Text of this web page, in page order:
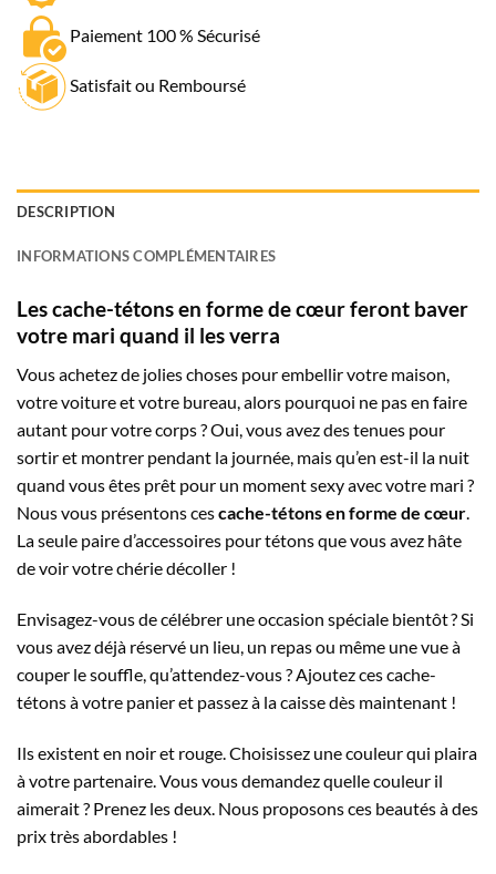
Paiement 100 % Sécurisé
Satisfait ou Remboursé
DESCRIPTION
INFORMATIONS COMPLÉMENTAIRES
Les cache-tétons en forme de cœur feront baver
votre mari quand il les verra
Vous achetez de jolies choses pour embellir votre maison,
votre voiture et votre bureau, alors pourquoi ne pas en faire
autant pour votre corps ? Oui, vous avez des tenues pour
sortir et montrer pendant la journée, mais qu’en est-il la nuit
quand vous êtes prêt pour un moment sexy avec votre mari ?
Nous vous présentons cescache-tétons en forme de cœur.
La seule paire d’accessoires pour tétons que vous avez hâte
de voir votre chérie décoller !
Envisagez-vous de célébrer une occasion spéciale bientôt ? Si
vous avez déjà réservé un lieu, un repas ou même une vue à
couper le souffle, qu’attendez-vous ? Ajoutez ces cache-
tétons à votre panier et passez à la caisse dès maintenant !
Ils existent en noir et rouge. Choisissez une couleur qui plaira
à votre partenaire. Vous vous demandez quelle couleur il
aimerait ? Prenez les deux. Nous proposons ces beautés à des
prix très abordables !